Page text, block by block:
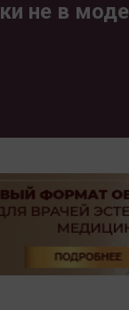
не в моде